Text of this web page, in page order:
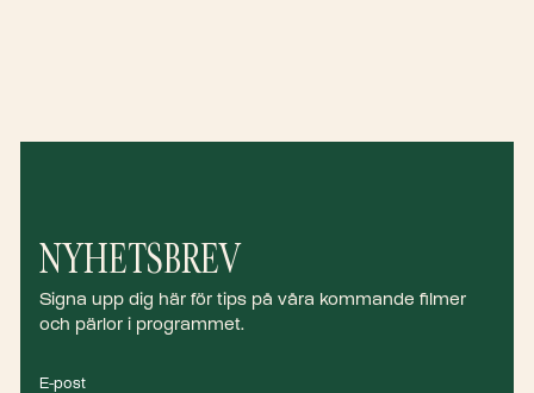
NYHETSBREV
Signa upp dig här för tips på våra kommande filmer
och pärlor i programmet.
E-post